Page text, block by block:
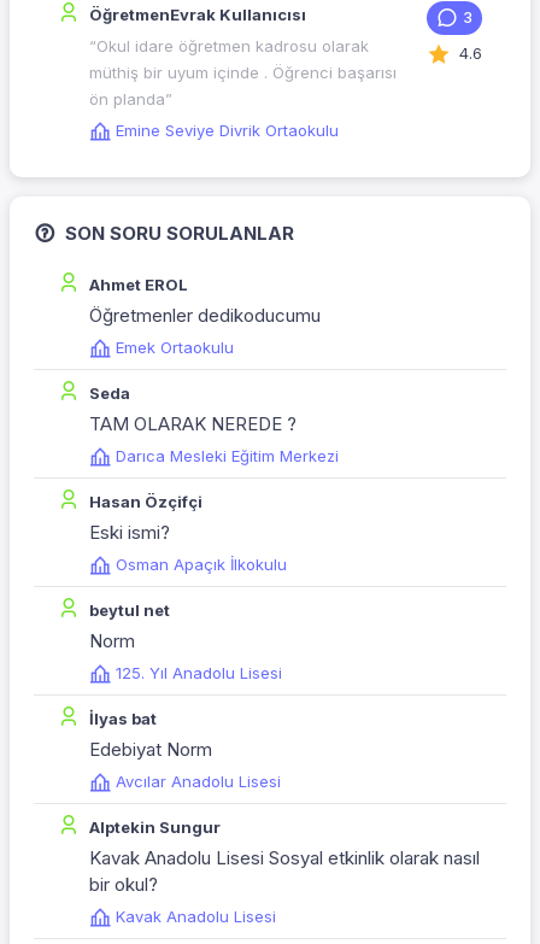
ÖğretmenEvrak Kullanıcısı
“Okul idare öğretmen kadrosu olarak
müthiş bir uyum içinde . Öğrenci başarısı
ön planda”
Emine Seviye Divrik Ortaokulu
3
4.6
SON SORU SORULANLAR
Ahmet EROL
Öğretmenler dedikoducumu
Emek Ortaokulu
Seda
TAM OLARAK NEREDE ?
Darıca Mesleki Eğitim Merkezi
Hasan Özçifçi
Eski ismi?
Osman Apaçık İlkokulu
beytul net
Norm
125. Yıl Anadolu Lisesi
İlyas bat
Edebiyat Norm
Avcılar Anadolu Lisesi
Alptekin Sungur
Kavak Anadolu Lisesi Sosyal etkinlik olarak nasıl
bir okul?
Kavak Anadolu Lisesi